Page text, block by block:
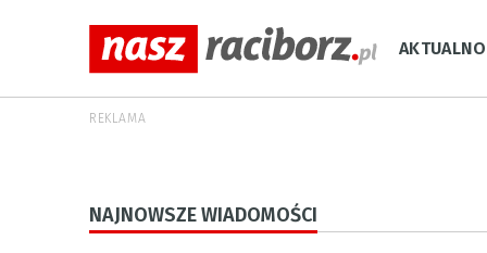
REKLAMA
NAJNOWSZE WIADOMOŚCI